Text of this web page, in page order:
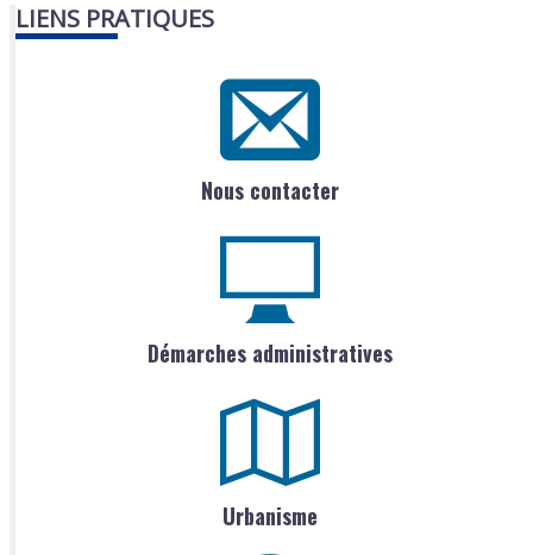
LIENS PRATIQUES
Nous contacter
Démarches administratives
Urbanisme